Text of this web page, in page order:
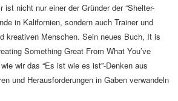
ist nicht nur einer der Gründer der “Shelter-
in Kalifornien, sondern auch Trainer und
kreativen Menschen. Sein neues Buch, It is
Something Great From What You’ve
wir das “Es ist wie es ist”-Denken aus
und Herausforderungen in Gaben verwandeln